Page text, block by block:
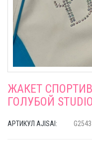
ЖАКЕТ
ГОЛУБОЙ
АРТИКУЛ AJISAI: G2543